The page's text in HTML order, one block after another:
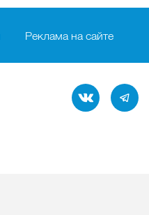
Реклама на сайте